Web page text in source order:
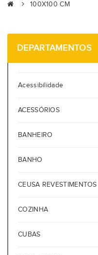
100X100 CM
DEPARTAMENTOS
Acessibilidade
ACESSÓRIOS
BANHEIRO
BANHO
CEUSA REVESTIMENTOS
COZINHA
CUBAS